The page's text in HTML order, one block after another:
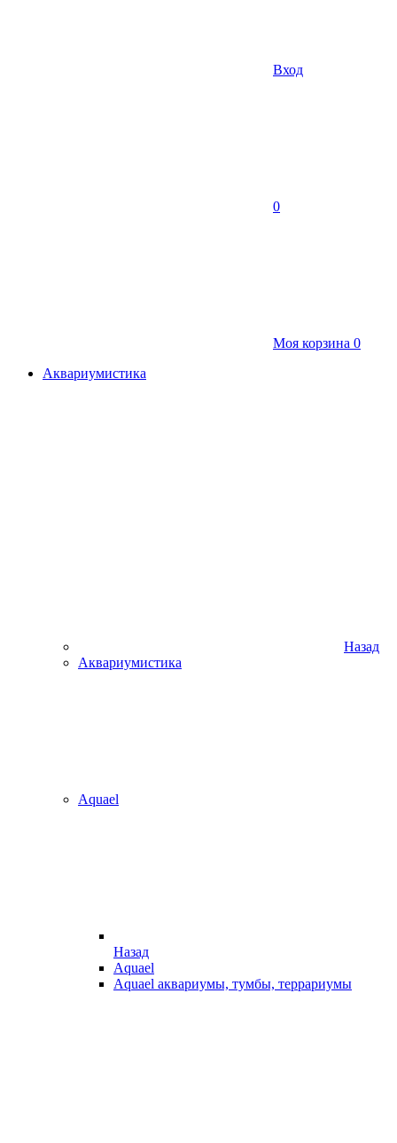
Вход
0
Моя корзина 0
Аквариумистика
Назад
Аквариумистика
Aquael
Назад
Aquael
Aquael аквариумы, тумбы, террариумы